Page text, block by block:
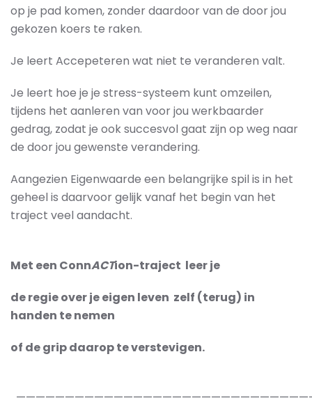
op je pad komen, zonder daardoor van de door jou
gekozen koers te raken.
Je leert Accepeteren wat niet te veranderen valt.
Je leert hoe je je stress-systeem kunt omzeilen,
tijdens het aanleren van voor jou werkbaarder
gedrag, zodat je ook succesvol gaat zijn op weg naar
de door jou gewenste verandering.
Aangezien Eigenwaarde een belangrijke spil is in het
geheel is daarvoor gelijk vanaf het begin van het
traject veel aandacht.
Met een ConnACTion-traject leer je
de regie over je eigen leven zelf (terug) in
handen te nemen
of de grip daarop te verstevigen.